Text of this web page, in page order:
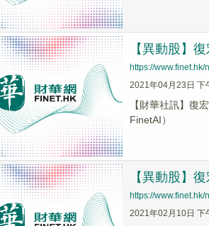
【異動股】
https://
2021年04月23日 下
【財華社訊】復
FinetAI）
【異動股】
https://
2021年02月10日 下